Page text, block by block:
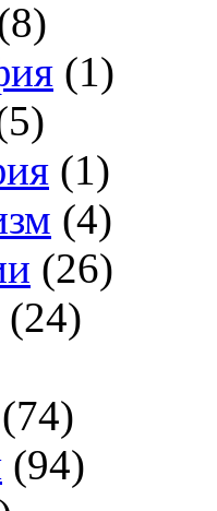
(1)
(1)
(4)
(26)
(24)
(74)
(94)